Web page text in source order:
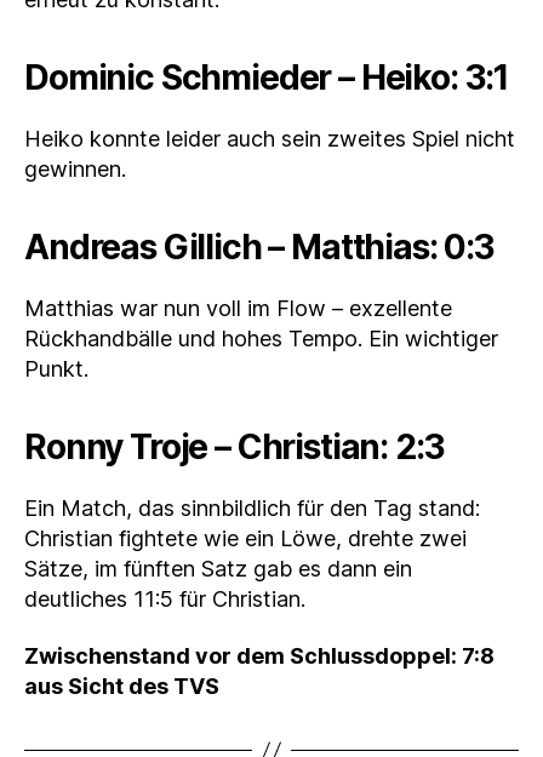
Dominic Schmieder – Heiko: 3:1
Heiko konnte leider auch sein zweites Spiel nicht
gewinnen.
Andreas Gillich – Matthias: 0:3
Matthias war nun voll im Flow – exzellente
Rückhandbälle und hohes Tempo. Ein wichtiger
Punkt.
Ronny Troje – Christian: 2:3
Ein Match, das sinnbildlich für den Tag stand:
Christian fightete wie ein Löwe, drehte zwei
Sätze, im fünften Satz gab es dann ein
deutliches 11:5 für Christian.
Zwischenstand vor dem Schlussdoppel: 7:8
aus Sicht des TVS